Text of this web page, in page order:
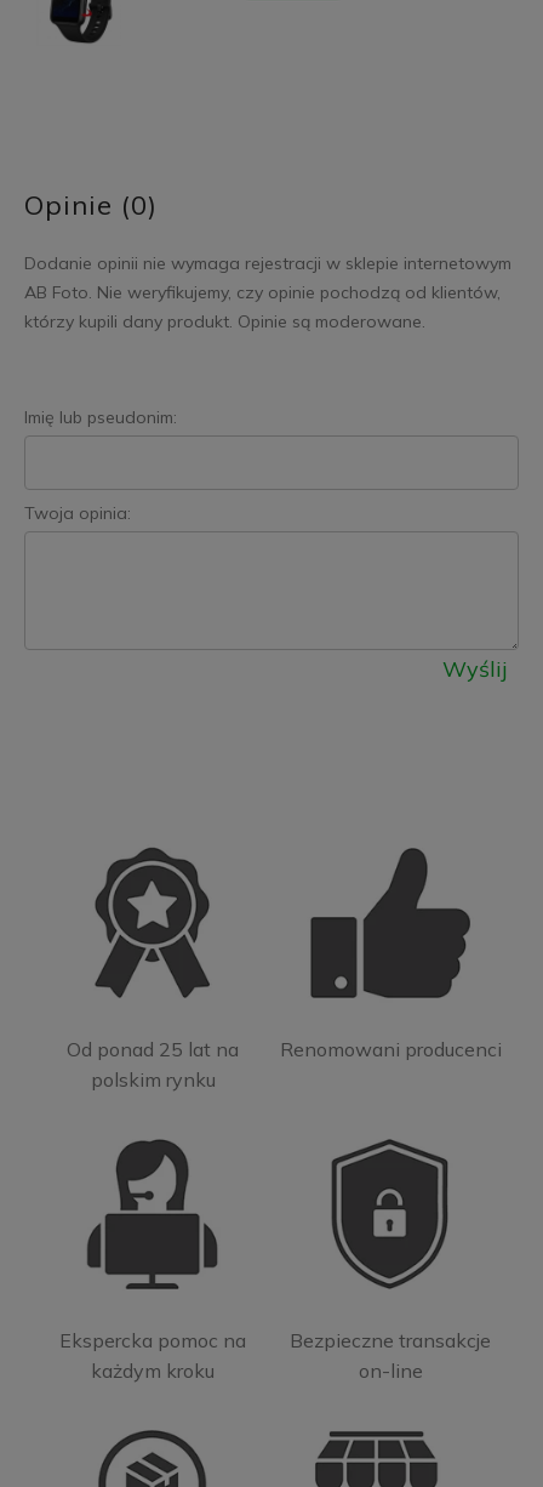
Opinie (0)
Dodanie opinii nie wymaga rejestracji w sklepie internetowym
AB Foto. Nie weryfikujemy, czy opinie pochodzą od klientów,
którzy kupili dany produkt. Opinie są moderowane.
Imię lub pseudonim:
Twoja opinia:
Wyślij
Od ponad 25 lat na
polskim rynku
Renomowani producenci
Ekspercka pomoc na
każdym kroku
Bezpieczne transakcje
on-line